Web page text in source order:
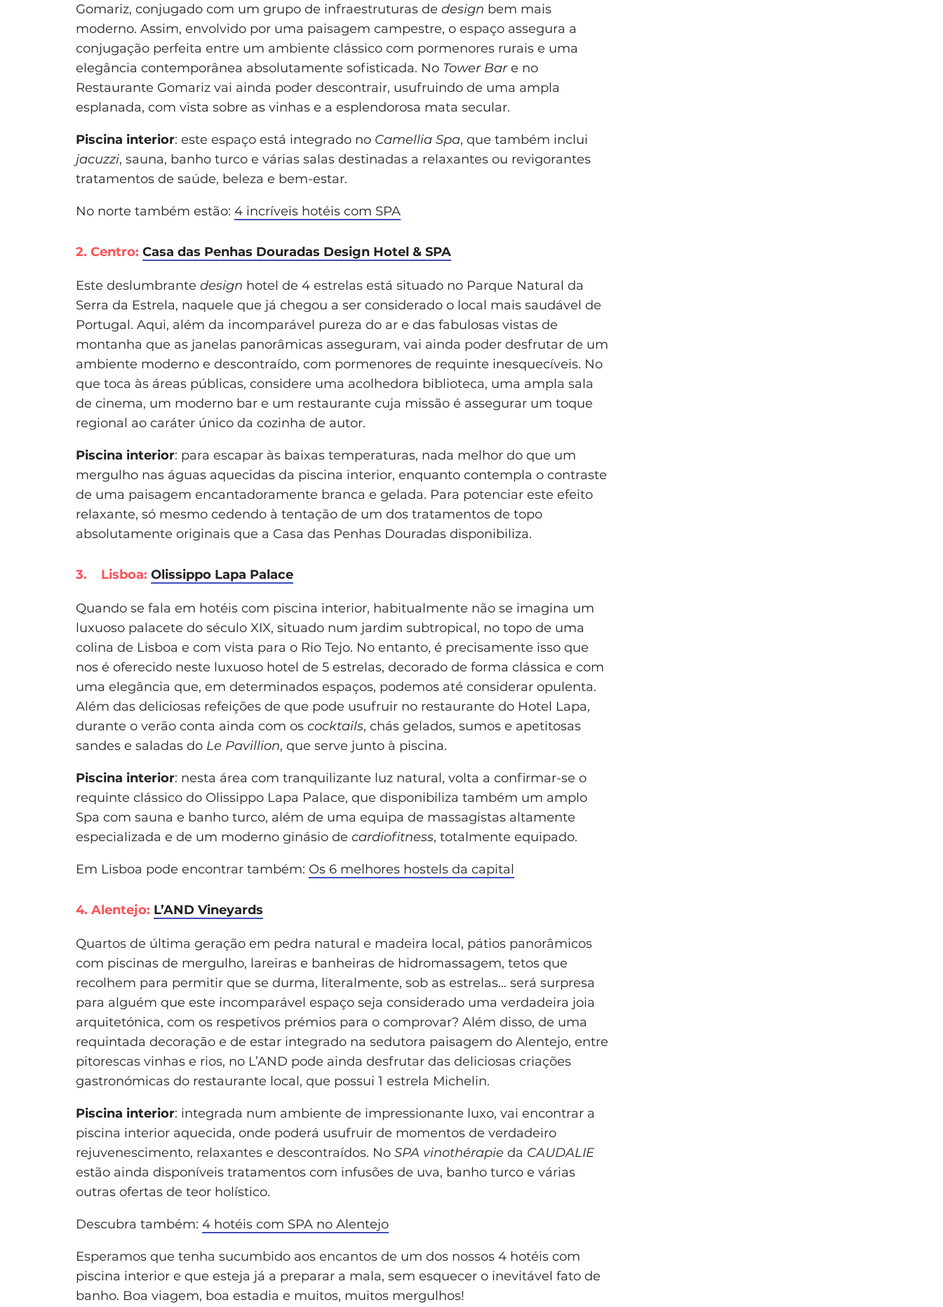
Gomariz, conjugado com um grupo de infraestruturas de design bem mais
moderno. Assim, envolvido por uma paisagem campestre, o espaço assegura a
conjugação perfeita entre um ambiente clássico com pormenores rurais e uma
elegância contemporânea absolutamente sofisticada. No Tower Bare no
Restaurante Gomariz vai ainda poder descontrair, usufruindo de uma ampla
esplanada, com vista sobre as vinhas e a esplendorosa mata secular.
Piscina interior: este espaço está integrado no Camellia Spa, que também inclui
jacuzzi, sauna, banho turco e várias salas destinadas a relaxantes ou revigorantes
tratamentos de saúde, beleza e bem-estar.
No norte também estão: 4 incríveis hotéis com SPA
2. Centro: Casa das Penhas Douradas Design Hotel & SPA
Este deslumbrante design hotel de 4 estrelas está situado no Parque Natural da
Serra da Estrela, naquele que já chegou a ser considerado o local mais saudável de
Portugal. Aqui, além da incomparável pureza do ar e das fabulosas vistas de
montanha que as janelas panorâmicas asseguram, vai ainda poder desfrutar de um
ambiente moderno e descontraído, com pormenores de requinte inesquecíveis. No
que toca às áreas públicas, considere uma acolhedora biblioteca, uma ampla sala
de cinema, um moderno bar e um restaurante cuja missão é assegurar um toque
regional ao caráter único da cozinha de autor.
Piscina interior: para escapar às baixas temperaturas, nada melhor do que um
mergulho nas águas aquecidas da piscina interior, enquanto contempla o contraste
de uma paisagem encantadoramente branca e gelada. Para potenciar este efeito
relaxante, só mesmo cedendo à tentação de um dos tratamentos de topo
absolutamente originais que a Casa das Penhas Douradas disponibiliza.
3. Lisboa: Olissippo Lapa Palace
Quando se fala em hotéis com piscina interior, habitualmente não se imagina um
luxuoso palacete do século XIX, situado num jardim subtropical, no topo de uma
colina de Lisboa e com vista para o Rio Tejo. No entanto, é precisamente isso que
nos é oferecido neste luxuoso hotel de 5 estrelas, decorado de forma clássica e com
uma elegância que, em determinados espaços, podemos até considerar opulenta.
Além das deliciosas refeições de que pode usufruir no restaurante do Hotel Lapa,
durante o verão conta ainda com os cocktails, chás gelados, sumos e apetitosas
sandes e saladas do Le Pavillion, que serve junto à piscina.
Piscina interior: nesta área com tranquilizante luz natural, volta a confirmar-se o
requinte clássico do Olissippo Lapa Palace, que disponibiliza também um amplo
Spa com sauna e banho turco, além de uma equipa de massagistas altamente
especializada e de um moderno ginásio de cardiofitness, totalmente equipado.
Em Lisboa pode encontrar também: Os 6 melhores hostels da capital
4. Alentejo: L’AND Vineyards
Quartos de última geração em pedra natural e madeira local, pátios panorâmicos
com piscinas de mergulho, lareiras e banheiras de hidromassagem, tetos que
recolhem para permitir que se durma, literalmente, sob as estrelas… será surpresa
para alguém que este incomparável espaço seja considerado uma verdadeira joia
arquitetónica, com os respetivos prémios para o comprovar? Além disso, de uma
requintada decoração e de estar integrado na sedutora paisagem do Alentejo, entre
pitorescas vinhas e rios, no L’AND pode ainda desfrutar das deliciosas criações
gastronómicas do restaurante local, que possui 1 estrela Michelin.
Piscina interior: integrada num ambiente de impressionante luxo, vai encontrar a
piscina interior aquecida, onde poderá usufruir de momentos de verdadeiro
rejuvenescimento, relaxantes e descontraídos. No SPA vinothérapie da CAUDALIE
estão ainda disponíveis tratamentos com infusões de uva, banho turco e várias
outras ofertas de teor holístico.
Descubra também: 4 hotéis com SPA no Alentejo
Esperamos que tenha sucumbido aos encantos de um dos nossos 4 hotéis com
piscina interior e que esteja já a preparar a mala, sem esquecer o inevitável fato de
banho. Boa viagem, boa estadia e muitos, muitos mergulhos!